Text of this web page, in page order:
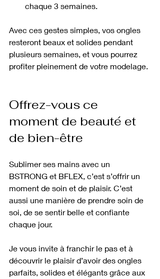
chaque 3 semaines.
Avec ces gestes simples, vos ongles
resteront beaux et solides pendant
plusieurs semaines, et vous pourrez
profiter pleinement de votre modelage.
Offrez-vous ce
moment de beauté et
de bien-être
Sublimer ses mains avec un
BSTRONG et BFLEX, c’est s’offrir un
moment de soin et de plaisir. C’est
aussi une manière de prendre soin de
soi, de se sentir belle et confiante
chaque jour.
Je vous invite à franchir le pas et à
découvrir le plaisir d’avoir des ongles
parfaits, solides et élégants grâce aux